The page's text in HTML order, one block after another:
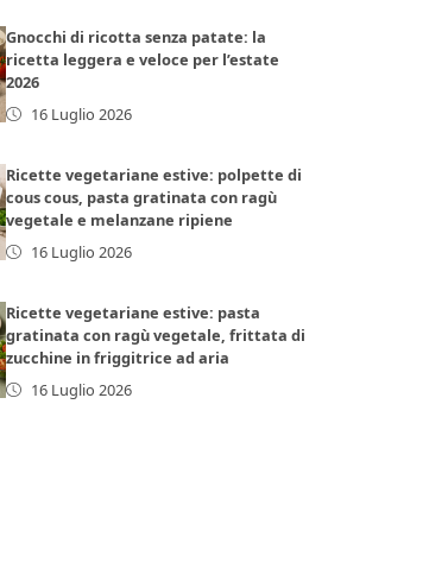
Gnocchi di ricotta senza patate: la
ricetta leggera e veloce per l’estate
2026
16 Luglio 2026
Ricette vegetariane estive: polpette di
cous cous, pasta gratinata con ragù
vegetale e melanzane ripiene
16 Luglio 2026
Ricette vegetariane estive: pasta
gratinata con ragù vegetale, frittata di
zucchine in friggitrice ad aria
16 Luglio 2026